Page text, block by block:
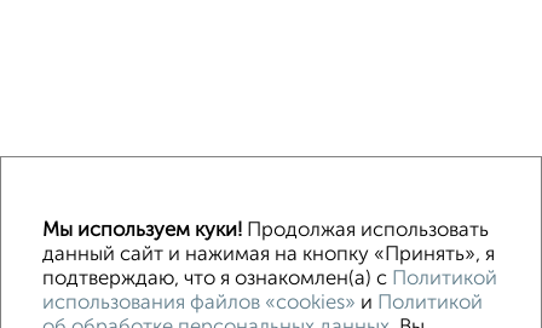
Без посредников
На длительный срок
Контакты
Политика конфиденциальности
Пользовательское соглашение
Мы используем куки!Продолжая использовать
данный сайт и нажимая на кнопку «Принять», я
подтверждаю, что я ознакомлен(а) с Политикой
использования файлов «cookies» и Политикой